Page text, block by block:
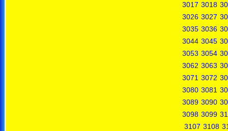
3017 3018
3026 3027
3035 3036
3044 3045
3053 3054
3062 3063
3071 3072
3080 3081
3089 3090
3098 3099
3107 3108